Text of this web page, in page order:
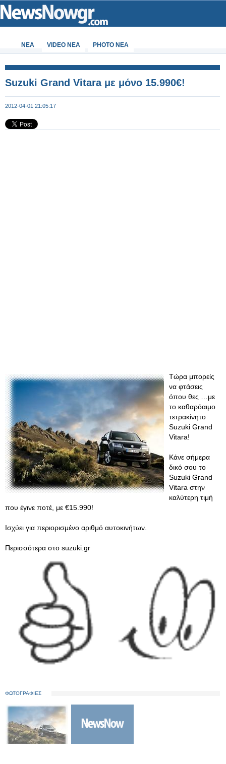
ΝΕΑ VIDEO NEA PHOTO NEA
Suzuki Grand Vitara με μόνο 15.990€!
2012-04-01 21:05:17
Τώρα μπορείς
να φτάσεις
όπου θες …με
το καθαρόαιμο
τετρακίνητο
Suzuki Grand
Vitara!
Κάνε σήμερα
δικό σου το
Suzuki Grand
Vitara στην
καλύτερη τιμή
που έγινε ποτέ, με €15.990!
Ισχύει για περιορισμένο αριθμό αυτοκινήτων.
Περισσότερα στο suzuki.gr
ΦΩΤΟΓΡΑΦΙΕΣ